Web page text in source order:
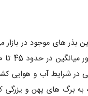
بذر های موجود در
در شرایط آب و هوایی
به برگ های پهن و